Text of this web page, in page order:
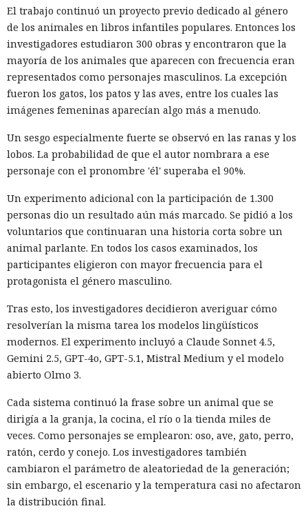
El trabajo continuó un proyecto previo dedicado al género
de los animales en libros infantiles populares. Entonces los
investigadores estudiaron 300 obras y encontraron que la
mayoría de los animales que aparecen con frecuencia eran
representados como personajes masculinos. La excepción
fueron los gatos, los patos y las aves, entre los cuales las
imágenes femeninas aparecían algo más a menudo.
Un sesgo especialmente fuerte se observó en las ranas y los
lobos. La probabilidad de que el autor nombrara a ese
personaje con el pronombre 'él' superaba el 90%.
Un experimento adicional con la participación de 1.300
personas dio un resultado aún más marcado. Se pidió a los
voluntarios que continuaran una historia corta sobre un
animal parlante. En todos los casos examinados, los
participantes eligieron con mayor frecuencia para el
protagonista el género masculino.
Tras esto, los investigadores decidieron averiguar cómo
resolverían la misma tarea los modelos lingüísticos
modernos. El experimento incluyó a Claude Sonnet 4.5,
Gemini 2.5, GPT-4o, GPT-5.1, Mistral Medium y el modelo
abierto Olmo 3.
Cada sistema continuó la frase sobre un animal que se
dirigía a la granja, la cocina, el río o la tienda miles de
veces. Como personajes se emplearon: oso, ave, gato, perro,
ratón, cerdo y conejo. Los investigadores también
cambiaron el parámetro de aleatoriedad de la generación;
sin embargo, el escenario y la temperatura casi no afectaron
la distribución final.